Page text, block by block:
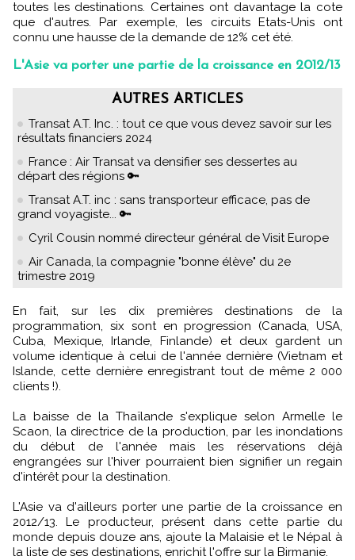
toutes les destinations. Certaines ont davantage la cote
que d'autres. Par exemple, les circuits Etats-Unis ont
connu une hausse de la demande de 12% cet été.
L'Asie va porter une partie de la croissance en 2012/13
AUTRES ARTICLES
Transat A.T. Inc. : tout ce que vous devez savoir sur les
résultats financiers 2024
France : Air Transat va densifier ses dessertes au
départ des régions 🔑
Transat A.T. inc : sans transporteur efficace, pas de
grand voyagiste... 🔑
Cyril Cousin nommé directeur général de Visit Europe
Air Canada, la compagnie "bonne élève" du 2e
trimestre 2019
En fait, sur les dix premières destinations de la
programmation, six sont en progression (Canada, USA,
Cuba, Mexique, Irlande, Finlande) et deux gardent un
volume identique à celui de l'année dernière (Vietnam et
Islande, cette dernière enregistrant tout de même 2 000
clients !).
La baisse de la Thaïlande s'explique selon Armelle le
Scaon, la directrice de la production, par les inondations
du début de l'année mais les réservations déjà
engrangées sur l'hiver pourraient bien signifier un regain
d'intérêt pour la destination.
L'Asie va d'ailleurs porter une partie de la croissance en
2012/13. Le producteur, présent dans cette partie du
monde depuis douze ans, ajoute la Malaisie et le Népal à
la liste de ses destinations, enrichit l'offre sur la Birmanie.